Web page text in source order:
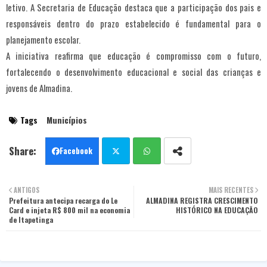
letivo. A Secretaria de Educação destaca que a participação dos pais e
responsáveis dentro do prazo estabelecido é fundamental para o
planejamento escolar.
A iniciativa reafirma que educação é compromisso com o futuro,
fortalecendo o desenvolvimento educacional e social das crianças e
jovens de Almadina.
Tags Municípios
Facebook
ter tsa
MAIS RECENTES
ALMADINA REGISTRA CRESCIMENTO
HISTÓRICO NA EDUCAÇÃO
ANTIGOS
Prefeitura antecipa recarga do Le
Card e injeta R$ 800 mil na economia
de Itapetinga